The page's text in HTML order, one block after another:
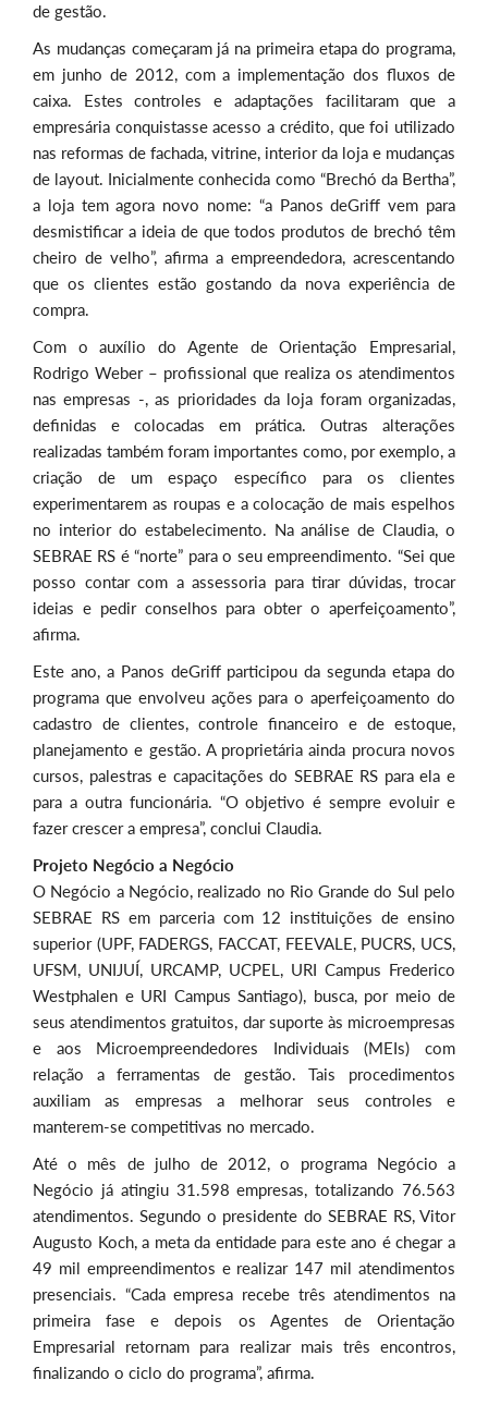
de gestão.
As mudanças começaram já na primeira etapa do programa,
em junho de 2012, com a implementação dos fluxos de
caixa. Estes controles e adaptações facilitaram que a
empresária conquistasse acesso a crédito, que foi utilizado
nas reformas de fachada, vitrine, interior da loja e mudanças
de layout. Inicialmente conhecida como “Brechó da Bertha”,
a loja tem agora novo nome: “a Panos deGriff vem para
desmistificar a ideia de que todos produtos de brechó têm
cheiro de velho”, afirma a empreendedora, acrescentando
que os clientes estão gostando da nova experiência de
compra.
Com o auxílio do Agente de Orientação Empresarial,
Rodrigo Weber – profissional que realiza os atendimentos
nas empresas -, as prioridades da loja foram organizadas,
definidas e colocadas em prática. Outras alterações
realizadas também foram importantes como, por exemplo, a
criação de um espaço específico para os clientes
experimentarem as roupas e a colocação de mais espelhos
no interior do estabelecimento. Na análise de Claudia, o
SEBRAE RS é “norte” para o seu empreendimento. “Sei que
posso contar com a assessoria para tirar dúvidas, trocar
ideias e pedir conselhos para obter o aperfeiçoamento”,
afirma.
Este ano, a Panos deGriff participou da segunda etapa do
programa que envolveu ações para o aperfeiçoamento do
cadastro de clientes, controle financeiro e de estoque,
planejamento e gestão. A proprietária ainda procura novos
cursos, palestras e capacitações do SEBRAE RS para ela e
para a outra funcionária. “O objetivo é sempre evoluir e
fazer crescer a empresa”, conclui Claudia.
Projeto Negócio a Negócio
O Negócio a Negócio, realizado no Rio Grande do Sul pelo
SEBRAE RS em parceria com 12 instituições de ensino
superior (UPF, FADERGS, FACCAT, FEEVALE, PUCRS, UCS,
UFSM, UNIJUÍ, URCAMP, UCPEL, URI Campus Frederico
Westphalen e URI Campus Santiago), busca, por meio de
seus atendimentos gratuitos, dar suporte às microempresas
e aos Microempreendedores Individuais (MEIs) com
relação a ferramentas de gestão. Tais procedimentos
auxiliam as empresas a melhorar seus controles e
manterem-se competitivas no mercado.
Até o mês de julho de 2012, o programa Negócio a
Negócio já atingiu 31.598 empresas, totalizando 76.563
atendimentos. Segundo o presidente do SEBRAE RS, Vitor
Augusto Koch, a meta da entidade para este ano é chegar a
49 mil empreendimentos e realizar 147 mil atendimentos
presenciais. “Cada empresa recebe três atendimentos na
primeira fase e depois os Agentes de Orientação
Empresarial retornam para realizar mais três encontros,
finalizando o ciclo do programa”, afirma.